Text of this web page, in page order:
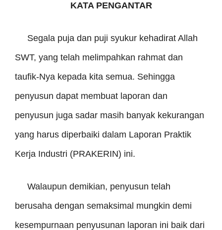
KATA PENGANTAR
Segala puja dan puji syukur kehadirat Allah
SWT, yang telah melimpahkan rahmat dan
taufik-Nya kepada kita semua. Sehingga
penyusun dapat membuat laporan dan
penyusun juga sadar masih banyak kekurangan
yang harus diperbaiki dalam Laporan Praktik
Kerja Industri (PRAKERIN) ini.
Walaupun demikian, penyusun telah
berusaha dengan semaksimal mungkin demi
kesempurnaan penyusunan laporan ini baik dari